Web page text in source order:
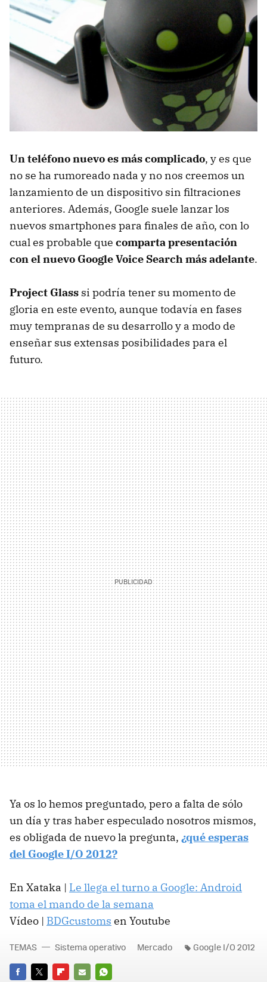
Un teléfono nuevo es más complicado, y es que
no se ha rumoreado nada y no nos creemos un
lanzamiento de un dispositivo sin filtraciones
anteriores. Además, Google suele lanzar los
nuevos smartphones para finales de año, con lo
cual es probable que comparta presentación
con el nuevo Google Voice Search más adelante.
Project Glass si podría tener su momento de
gloria en este evento, aunque todavía en fases
muy tempranas de su desarrollo y a modo de
enseñar sus extensas posibilidades para el
futuro.
Ya os lo hemos preguntado, pero a falta de sólo
un día y tras haber especulado nosotros mismos,
es obligada de nuevo la pregunta, ¿qué esperas
del Google I/O 2012?
En Xataka | Le llega el turno a Google: Android
toma el mando de la semana
Vídeo | BDGcustoms en Youtube
TEMAS Sistema operativo Mercado Google I/O 2012